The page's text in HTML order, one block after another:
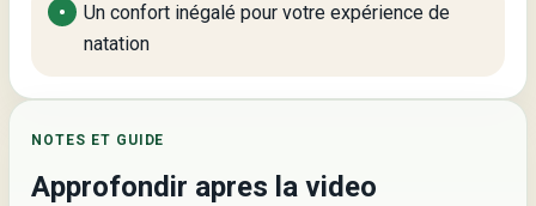
Un confort inégalé pour votre expérience de
natation
NOTES ET GUIDE
Approfondir apres la video